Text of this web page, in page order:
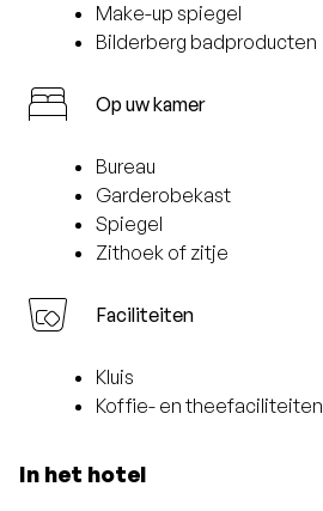
Make-up spiegel
Bilderberg badproducten
Op uw kamer
Bureau
Garderobekast
Spiegel
Zithoek of zitje
Faciliteiten
Kluis
Koffie- en theefaciliteiten
In het hotel